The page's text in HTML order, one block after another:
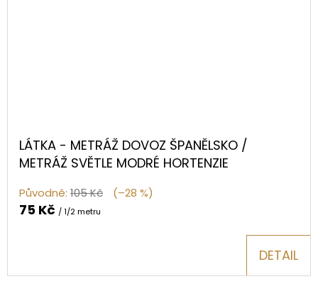
LÁTKA - METRÁŽ DOVOZ ŠPANĚLSKO /
METRÁŽ SVĚTLE MODRÉ HORTENZIE
Původně: 105 Kč (–28 %)
75 Kč / 1/2 metru
DETAIL